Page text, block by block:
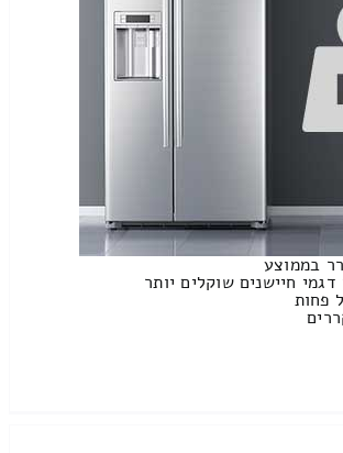
בממוצע
חיישנים שוקלים יותר
פחות